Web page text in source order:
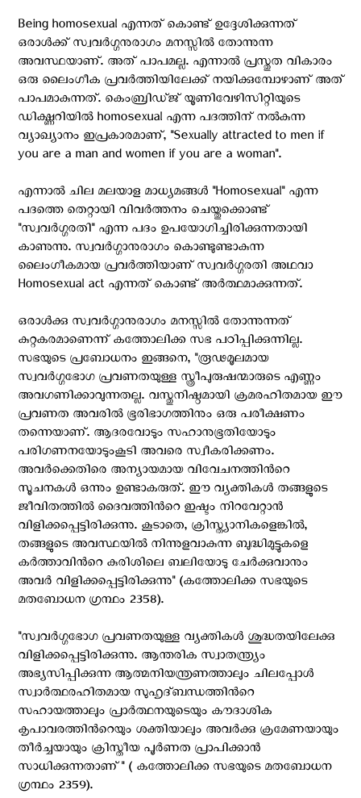
Being homosexual എന്നത് കൊണ്ട് ഉദ്ദേശിക്കുന്നത്
ഒരാൾക്ക് സ്വവർഗ്ഗനുരാഗം മനസ്സിൽ തോന്നുന്ന
അവസ്ഥയാണ്. അത് പാപമല്ല. എന്നാൽ പ്രസ്തുത വികാരം
ഒരു ലൈംഗീക പ്രവർത്തിയിലേക്ക് നയിക്കുമ്പോഴാണ് അത്
പാപമാകുന്നത്. കെംബ്രിഡ്ജ് യൂണിവേഴിസിറ്റിയുടെ
ഡിക്ഷ്ണറിയിൽ homosexual എന്ന പദത്തിന് നൽകുന്ന
വ്യാഖ്യാനം ഇപ്രകാരമാണ്, "Sexually attracted to men if
you are a man and women if you are a woman".
എന്നാൽ ചില മലയാള മാധ്യമങ്ങൾ "Homosexual" എന്ന
പദത്തെ തെറ്റായി വിവർത്തനം ചെയ്തുക്കൊണ്ട്
"സ്വവർഗ്ഗരതി" എന്ന പദം ഉപയോഗിച്ചിരിക്കുന്നതായി
കാണുന്നു. സ്വവർഗ്ഗാനുരാഗം കൊണ്ടുണ്ടാകുന്ന
ലൈംഗീകമായ പ്രവർത്തിയാണ് സ്വവർഗ്ഗരതി അഥവാ
Homosexual act എന്നത് കൊണ്ട് അർത്ഥമാക്കുന്നത്.
ഒരാൾക്കു സ്വവർഗ്ഗാനുരാഗം മനസ്സിൽ തോന്നുന്നത്
കുറ്റകരമാണെന്ന് കത്തോലിക്ക സഭ പഠിപ്പിക്കുന്നില്ല.
സഭയുടെ പ്രബോധനം ഇങ്ങനെ, "രൂഢമൂലമായ
സ്വവര്‍ഗ്ഗഭോഗ പ്രവണതയുള്ള സ്ത്രീപുരുഷന്മാരുടെ എണ്ണം
അവഗണിക്കാവുന്നതല്ല. വസ്തുനിഷ്ഠമായി ക്രമരഹിതമായ ഈ
പ്രവണത അവരില്‍ ഭൂരിഭാഗത്തിനും ഒരു പരീക്ഷണം
തന്നെയാണ്. ആദരവോടും സഹാനുഭൂതിയോടും
പരിഗണനയോടുംകൂടി അവരെ സ്വീകരിക്കണം.
അവര്‍ക്കെതിരെ അന്യായമായ വിവേചനത്തിന്‍റെ
സൂചനകള്‍ ഒന്നും ഉണ്ടാകരുത്. ഈ വ്യക്തികള്‍ തങ്ങളുടെ
ജീവിതത്തില്‍ ദൈവത്തിന്‍റെ ഇഷ്ടം നിറവേറ്റാന്‍
വിളിക്കപ്പെട്ടിരിക്കുന്നു. കൂടാതെ, ക്രിസ്ത്യാനികളെങ്കില്‍,
തങ്ങളുടെ അവസ്ഥയില്‍ നിന്നുളവാകുന്ന ബുദ്ധിമുട്ടുകളെ
കര്‍ത്താവിന്‍റെ കുരിശിലെ ബലിയോടു ചേര്‍ക്കുവാനും
അവര്‍ വിളിക്കപ്പെട്ടിരിക്കുന്നു" (കത്തോലിക്ക സഭയുടെ
മതബോധന ഗ്രന്ഥം 2358).
"സ്വവര്‍ഗ്ഗഭോഗ പ്രവണതയുള്ള വ്യക്തികള്‍ ശുദ്ധതയിലേക്കു
വിളിക്കപ്പെട്ടിരിക്കുന്നു. ആന്തരിക സ്വാതന്ത്ര്യം
അഭ്യസിപ്പിക്കുന്ന ആത്മനിയന്ത്രണത്താലും ചിലപ്പോള്‍
സ്വാര്‍ത്ഥരഹിതമായ സുഹൃദ്ബന്ധത്തിന്‍റെ
സഹായത്താലും പ്രാര്‍ത്ഥനയുടെയും കൗദാശിക
കൃപാവരത്തിന്‍റെയും ശക്തിയാലും അവര്‍ക്കു ക്രമേണയായും
തീര്‍ച്ചയായും ക്രിസ്തീയ പൂര്‍ണത പ്രാപിക്കാന്‍
സാധിക്കുന്നതാണ്" ( കത്തോലിക്ക സഭയുടെ മതബോധന
ഗ്രന്ഥം 2359).